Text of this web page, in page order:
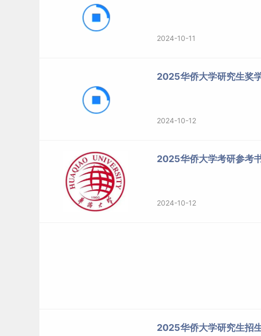
2024-10-11
2025华侨大学研究生奖
2024-10-12
2025华侨大学考研参考
2024-10-12
2025华侨大学研究生招